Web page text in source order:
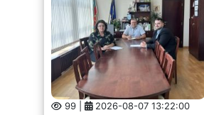
99 | 2026-08-07 13:22:00
Областният управител на
Монтана Иван Каменов и